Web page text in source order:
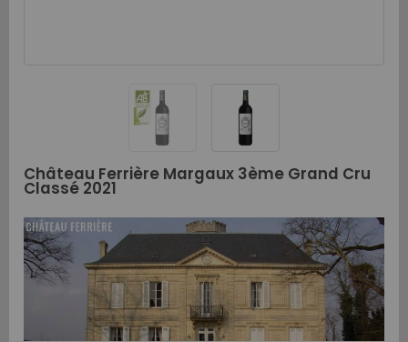
Château Ferrière Margaux 3ème Grand Cru
Classé 2021